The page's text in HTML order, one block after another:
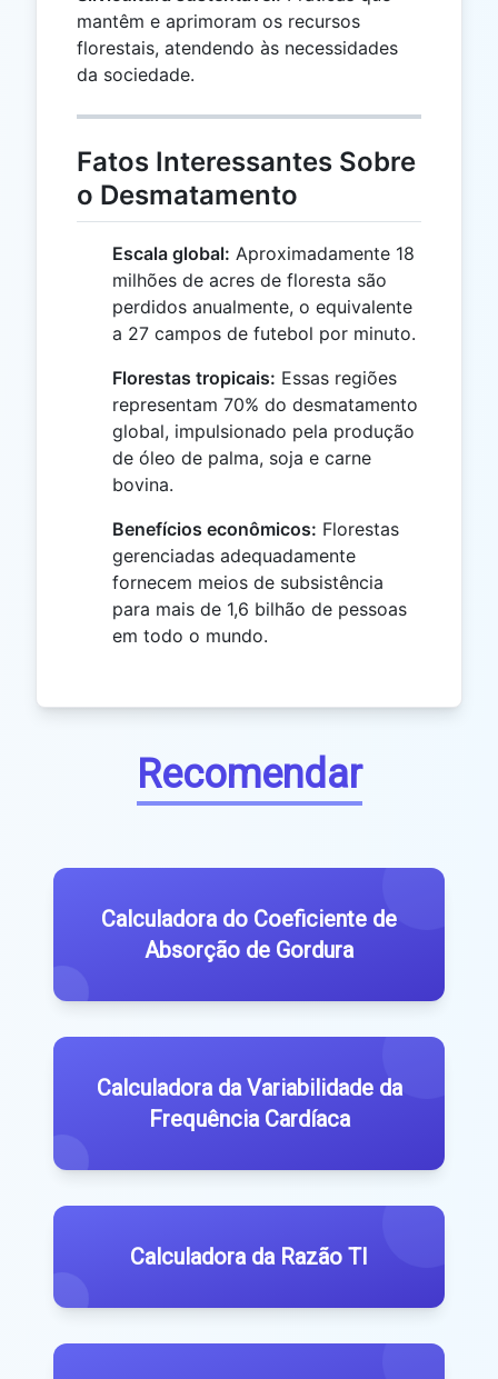
mantêm e aprimoram os recursos
florestais, atendendo às necessidades
da sociedade.
Fatos Interessantes Sobre
o Desmatamento
Escala global: Aproximadamente 18
milhões de acres de floresta são
perdidos anualmente, o equivalente
a 27 campos de futebol por minuto.
Florestas tropicais: Essas regiões
representam 70% do desmatamento
global, impulsionado pela produção
de óleo de palma, soja e carne
bovina.
Benefícios econômicos: Florestas
gerenciadas adequadamente
fornecem meios de subsistência
para mais de 1,6 bilhão de pessoas
em todo o mundo.
Recomendar
Calculadora do Coeficiente de
Absorção de Gordura
Calculadora da Variabilidade da
Frequência Cardíaca
Calculadora da Razão TI